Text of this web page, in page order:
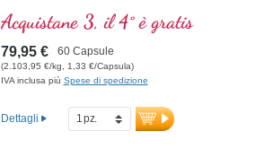
Acquistane 3, il 4° è gratis
79,95 € 60 Capsule
(2.103,95 €/kg, 1,33 €/Capsula)
IVA inclusa più Spese di spedizione
Dettagli